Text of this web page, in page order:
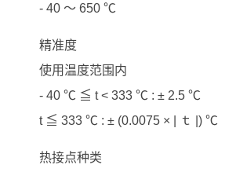
- 40 ～ 650 ℃
精准度
使用温度范围内
- 40 ℃ ≦ t < 333 ℃ : ± 2.5 ℃
t ≦ 333 ℃ : ± (0.0075 × | ｔ |) ℃
热接点种类